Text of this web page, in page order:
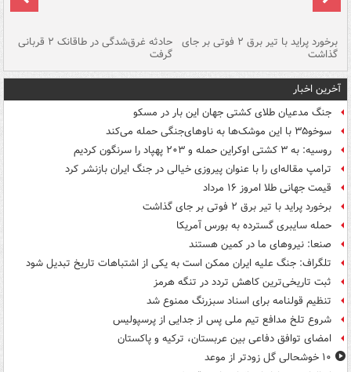
برخورد پراید با تیر برق ۲ فوتی بر جای
گذاشت
حادثه غرق‌شدگی در طاقانک ۲ قربانی
گرفت
آخرین اخبار
جنگ مدعیان طلای کشتی جهان این بار در مسکو
سوخو۳۵ با این موشک‌ها به ناوهای‌جنگی حمله می‌کند
روسیه: به ۳ کشتی اوکراین حمله و ۲۰۳ پهپاد را سرنگون کردیم
ترامپ مقاله‌ای را با عنوان پیروزی خیالی در جنگ ایران بازنشر کرد
قیمت جهانی طلا امروز ۱۶ مرداد
برخورد پراید با تیر برق ۲ فوتی بر جای گذاشت
حمله سایبری گسترده به بورس آمریکا
صنعا: نیروهای ما در کمین‌ هستند
تلگراف: جنگ علیه ایران ممکن است به یکی از اشتباهات تاریخ تبدیل شود
ثبت تاریخی‌ترین کاهش تردد در تنگه هرمز
تنظیم قولنامه برای اسناد سبزرنگ ممنوع شد
شروع تلخ مدافع تیم ملی پس از جدایی از پرسپولیس
امضای توافق دفاعی بین عربستان، ترکیه و پاکستان
۱۰ خوشحالی گل زودتر از موعد